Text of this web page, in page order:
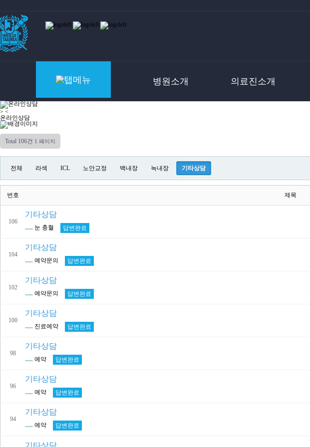
병원소개 의료진소개
> <
온라인상담
Total 106건 1 페이지
전체 라섹 ICL 노안교정 백내장 녹내장 기타상담
번호 제목
106
기타상담
눈 충혈 답변완료
104
기타상담
예약문의 답변완료
102
기타상담
예약문의 답변완료
100
기타상담
진료예약 답변완료
98
기타상담
예약 답변완료
96
기타상담
예약 답변완료
94
기타상담
예약 답변완료
기타상담